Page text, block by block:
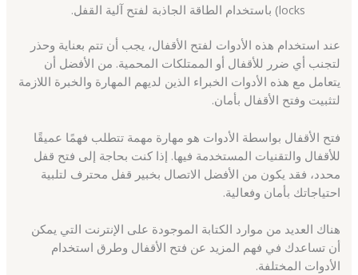
locks) باستخدام الطاقة الجاذبة لفتح آلية القفل.
عند استخدام هذه الأدوات لفتح الأقفال، يجب أن تتم بعناية وحذر
لتجنب أي ضرر للأقفال أو الممتلكات المحمية. من الأفضل أن
يتعامل مع هذه الأدوات الخبراء الذين لديهم المهارة والخبرة اللازمة
لتثبيت وفتح الأقفال بأمان.
فتح الأقفال بواسطة الأدوات هو مهارة مهمة تتطلب فهمًا عميقًا
للأقفال والتقنيات المستخدمة فيها. إذا كنت بحاجة إلى فتح قفل
محدد، فقد يكون من الأفضل الاتصال بخبير قفل محترف لتلبية
احتياجاتك بأمان وفعالية.
هناك العديد من موارد الكتابة الموجودة على الإنترنت التي يمكن
أن تساعدك في فهم المزيد عن فتح الأقفال وطرق استخدام
الأدوات المختلفة.